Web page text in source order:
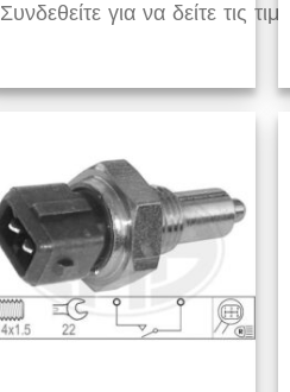
Συνδεθείτε για να δείτε τις τιμές